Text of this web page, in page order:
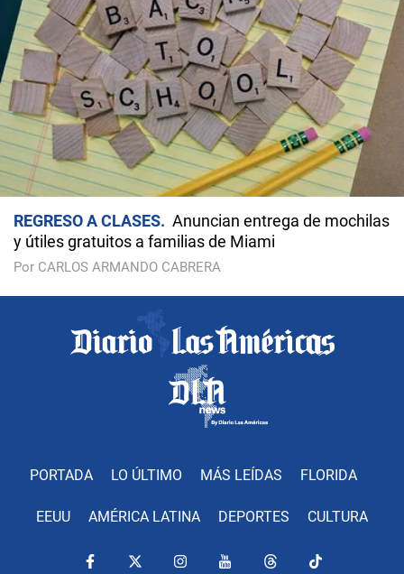
REGRESO A CLASES
Anuncian entrega de mochilas
y útiles gratuitos a familias de Miami
Por CARLOS ARMANDO CABRERA
PORTADA LO ÚLTIMO MÁS LEÍDAS FLORIDA
EEUU AMÉRICA LATINA DEPORTES CULTURA